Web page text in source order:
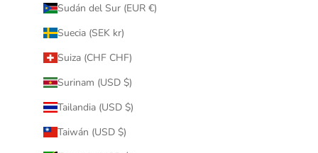
Sudán del Sur (EUR €)
Suecia (SEK kr)
Suiza (CHF CHF)
Surinam (USD $)
Tailandia (USD $)
Taiwán (USD $)